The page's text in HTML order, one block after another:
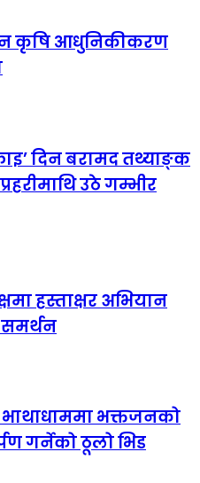
कृषि आधुनिकीकरण
दिन बरामद तथ्याङ्क
उठे गम्भीर
हस्ताक्षर अभियान
समर्थन
भक्तजनको
गर्नेको ठूलो भिड